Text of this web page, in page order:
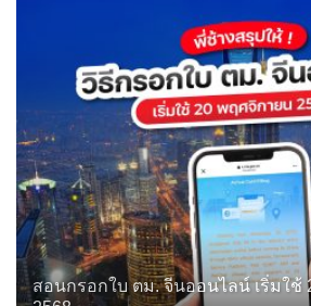
สอนกรอกใบ ตม. จีนออนไลน์ เริ่มใช้